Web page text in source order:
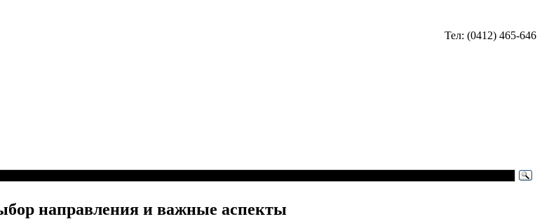
Тел: (0412) 465-646
направления и важные аспекты